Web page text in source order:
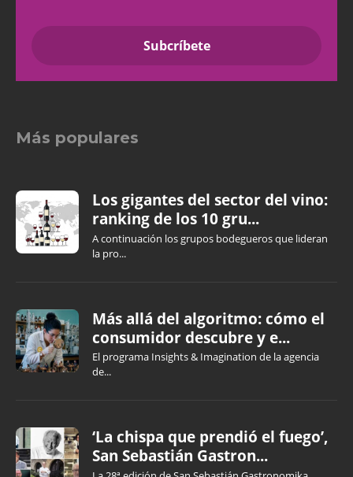
Más populares
Los gigantes del sector del vino:
ranking de los 10 gru...
A continuación los grupos bodegueros que lideran
la pro...
Más allá del algoritmo: cómo el
consumidor descubre y e...
El programa Insights & Imagination de la agencia
de...
‘La chispa que prendió el fuego’,
San Sebastián Gastron...